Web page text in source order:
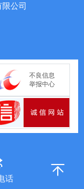
公司
不良信息
举报中心
话